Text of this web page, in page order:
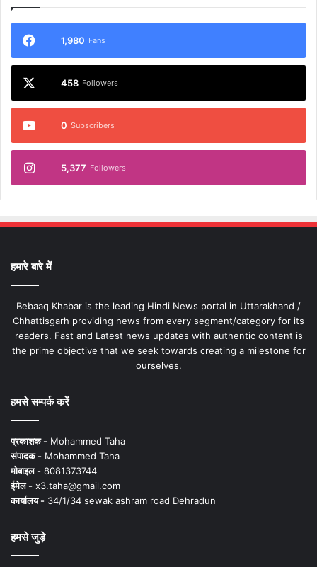
1,980 Fans
458 Followers
0 Subscribers
5,377 Followers
हमारे बारे में
Bebaaq Khabar is the leading Hindi News portal in Uttarakhand /
Chhattisgarh providing news from every segment/category for its
readers. Fast and Latest news updates with authentic content is
the prime objective that we seek towards creating a milestone for
ourselves.
हमसे सम्पर्क करें
प्रकाशक - Mohammed Taha
संपादक - Mohammed Taha
मोबाइल - 8081373744
ईमेल - x3.taha@gmail.com
कार्यालय - 34/1/34 sewak ashram road Dehradun
हमसे जुड़े